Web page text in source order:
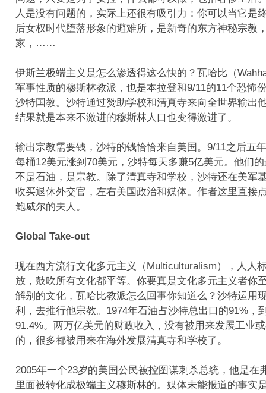
人是没有问题的，实际上还很有吸引力：你可以当它是
后女权时代堕落形象的避难所，是新奇的东方神秘宗教
家，……
伊斯兰极端主义是怎么渗透得这么快的？瓦哈比（
军事性质的穆斯林教派，也是本拉登和9/11的11个恐怖
沙特国教。沙特通过赞助学校和清真寺来向全世界输出
结果就是本来不激进的穆斯林人口也变得激进了。
输出宗教需要钱，沙特的钱恰恰来自美国。9/11之后五
每桶12美元涨到70美元，沙特每天多赚5亿美元。他们
不是石油，是宗教。除了清真寺和学校，沙特还在美军
收买退休外交官，左右美国政治和媒体。作者这里直接
鲍威尔的夫人。
Global Take-out
现在西方流行文化多元主义（Multiculturalism），人人
放，鼓吹所有文化都平等。你要真是文化多元主义者你
解别的文化，瓦哈比教派怎么回事你知道么？沙特运用
利，去推行他宗教。1974年石油占沙特总出口的91%，
91.4%。两万亿美元的财政收入，没有被用来发展工业
的，很多都被用来在海外发展清真寺和学校了。
2005年一个23岁的美国公民被控图谋刺杀总统，他是在
里面被转化成极端主义穆斯林的。媒体未能报道的事实